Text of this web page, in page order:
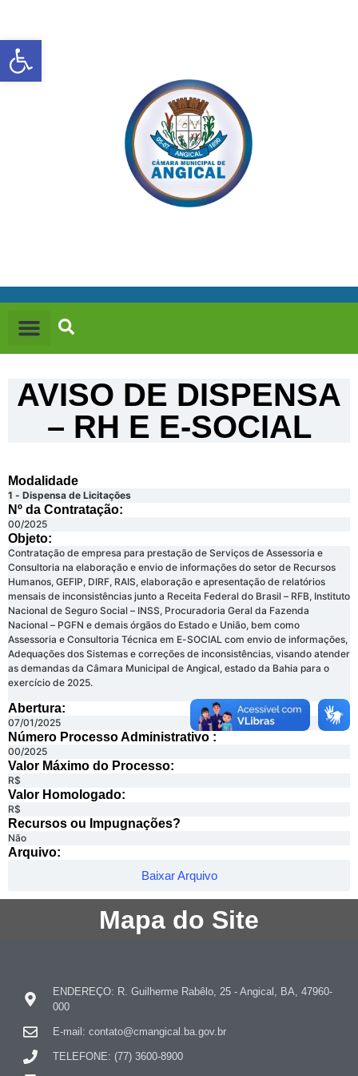
Abrir a barra de ferramentas
AVISO DE DISPENSA
– RH E E-SOCIAL
Modalidade
1 - Dispensa de Licitações
Nº da Contratação:
00/2025
Objeto:
Contratação de empresa para prestação de Serviços de Assessoria e
Consultoria na elaboração e envio de informações do setor de Recursos
Humanos, GEFIP, DIRF, RAIS, elaboração e apresentação de relatórios
mensais de inconsistências junto a Receita Federal do Brasil – RFB, Instituto
Nacional de Seguro Social – INSS, Procuradoria Geral da Fazenda
Nacional – PGFN e demais órgãos do Estado e União, bem como
Assessoria e Consultoria Técnica em E-SOCIAL com envio de informações,
Adequações dos Sistemas e correções de inconsistências, visando atender
as demandas da Câmara Municipal de Angical, estado da Bahia para o
exercício de 2025.
Abertura:
07/01/2025
Número Processo Administrativo :
00/2025
Valor Máximo do Processo: ​
R$
Valor Homologado: ​
R$
Recursos ou Impugnações? ​
Não
Arquivo:
Baixar Arquivo
Mapa do Site
ENDEREÇO: R. Guilherme Rabêlo, 25 - Angical, BA, 47960-
000
E-mail: contato@cmangical.ba.gov.br
TELEFONE: (77) 3600-8900